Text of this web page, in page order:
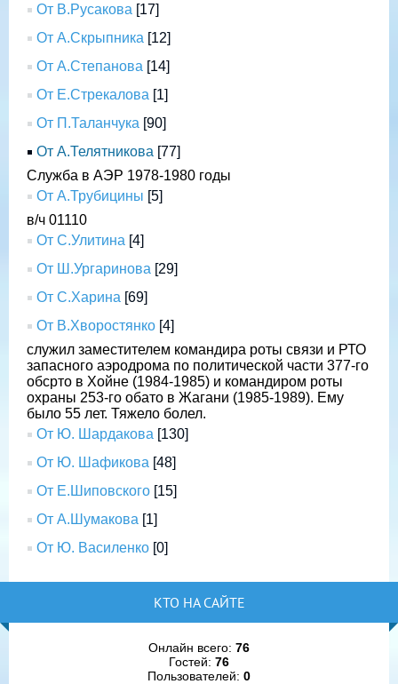
От В.Русакова [17]
От А.Скрыпника [12]
От А.Степанова [14]
От Е.Стрекалова [1]
От П.Таланчука [90]
От А.Телятникова [77]
Служба в АЭР 1978-1980 годы
От А.Трубицины [5]
в/ч 01110
От С.Улитина [4]
От Ш.Ургаринова [29]
От С.Харина [69]
От В.Хворостянко [4]
служил заместителем командира роты связи и РТО
запасного аэродрома по политической части 377-го
обсрто в Хойне (1984-1985) и командиром роты
охраны 253-го обато в Жагани (1985-1989). Ему
было 55 лет. Тяжело болел.
От Ю. Шардакова [130]
От Ю. Шафикова [48]
От Е.Шиповского [15]
От А.Шумакова [1]
От Ю. Василенко [0]
КТО НА САЙТЕ
Онлайн всего: 76
Гостей: 76
Пользователей: 0